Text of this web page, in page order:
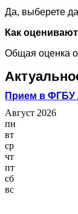
Да, выберете
Как
Общая оценка
Прием в ФГБУ
Август 2026
пн
вт
ср
чт
пт
сб
вс